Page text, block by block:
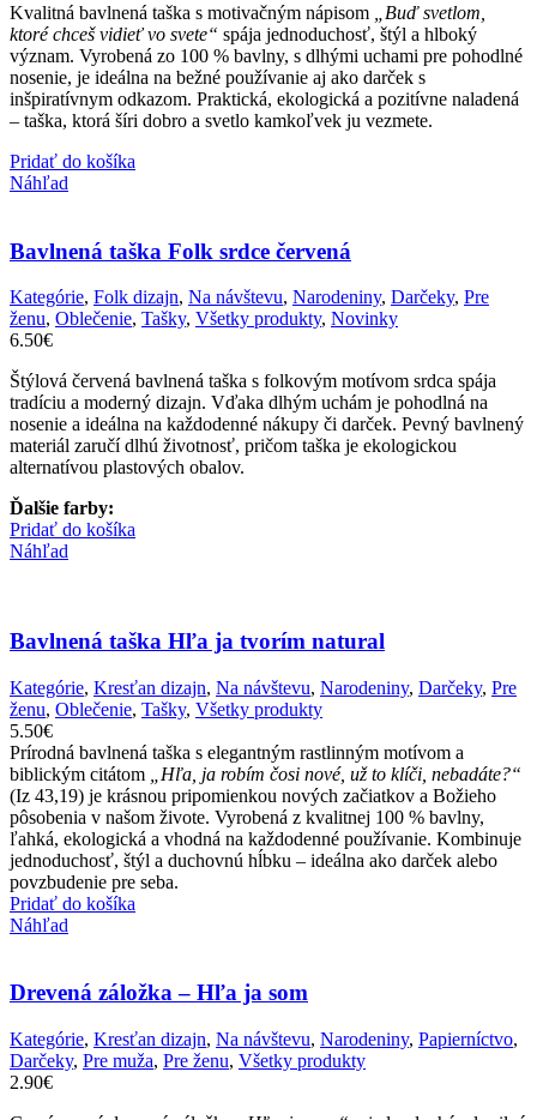
Kvalitná bavlnená taška s motivačným nápisom
„Buď svetlom,
ktoré chceš vidieť vo svete“ spája jednoduchosť, štýl a hlboký
význam. Vyrobená zo 100 % bavlny, s dlhými uchami pre pohodlné
nosenie, je ideálna na bežné používanie aj ako darček s
inšpiratívnym odkazom. Praktická, ekologická a pozitívne naladená
– taška, ktorá šíri dobro a svetlo kamkoľvek ju vezmete.
Pridať do košíka
Náhľad
Bavlnená taška Folk srdce červená
Kategórie, Folk dizajn, Na návštevu, Narodeniny, Darčeky, Pre
ženu, Oblečenie, Tašky, Všetky produkty, Novinky
6.50€
Štýlová červená bavlnená taška s folkovým motívom srdca spája
tradíciu a moderný dizajn. Vďaka dlhým uchám je pohodlná na
nosenie a ideálna na každodenné nákupy či darček. Pevný bavlnený
materiál zaručí dlhú životnosť, pričom taška je ekologickou
alternatívou plastových obalov.
Ďalšie farby:
Pridať do košíka
Náhľad
Bavlnená taška Hľa ja tvorím natural
Kategórie, Kresťan dizajn, Na návštevu, Narodeniny, Darčeky, Pre
ženu, Oblečenie, Tašky, Všetky produkty
5.50€
Prírodná bavlnená taška s elegantným rastlinným motívom a
biblickým citátom
„Hľa, ja robím čosi nové, už to klíči, nebadáte?“
(Iz 43,19) je krásnou pripomienkou nových začiatkov a Božieho
pôsobenia v našom živote. Vyrobená z kvalitnej 100 % bavlny,
ľahká, ekologická a vhodná na každodenné používanie. Kombinuje
jednoduchosť, štýl a duchovnú hĺbku – ideálna ako darček alebo
povzbudenie pre seba.
Pridať do košíka
Náhľad
Drevená záložka – Hľa ja som
Kategórie, Kresťan dizajn, Na návštevu, Narodeniny, Papierníctvo,
Darčeky, Pre muža, Pre ženu, Všetky produkty
2.90€